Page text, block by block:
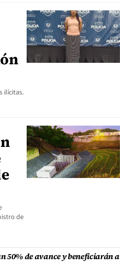
ilícitas.
de
50% de avance y beneficiarán a